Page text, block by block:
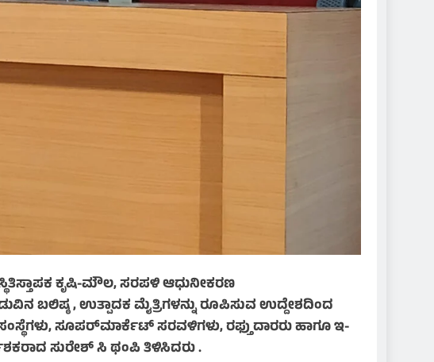
ಕೃಷಿ-ಮೌಲ, ಸರಪಳಿ ಆಧುನೀಕರಣ
ಬಲಿಷ್ಠ , ಉತ್ಪಾದಕ ಮೈತ್ರಿಗಳನ್ನು ರೂಪಿಸುವ ಉದ್ದೇಶದಿಂದ
ಸೂಪರ್‌ಮಾರ್ಕೆಟ್ ಸರವಳಿಗಳು, ರಫ್ತುದಾರರು ಹಾಗೂ ಇ-
ಸುರೇಶ್ ಸಿ ಥಂಪಿ ತಿಳಿಸಿದರು .